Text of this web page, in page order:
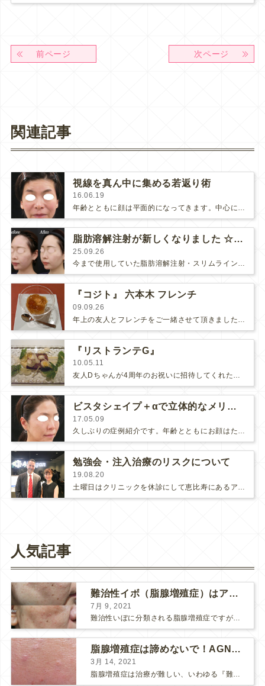
前ページ 次ページ
関連記事
視線を真ん中に集める若返り術
16.06.19
年齢とともに顔は平面的になってきます。中心に重心を移して視線をお顔の中心線に集めるようにすると立体的でメリハリのあるお顔になりま…
脂肪溶解注射が新しくなりました ☆ FatX Core
25.09.26
今まで使用していた脂肪溶解注射・スリムラインが入手できなくなり、次にどの製剤を取り入れるか検討するために、3種類の製剤（FatX…
『コジト』 六本木 フレンチ
09.09.26
『リストランテG』
10.05.11
友人Dちゃんが4周年のお祝いに招待してくれた『リストランテG』は、最近行ったレストランの中では3本の指に入るヒットでした(´…
ビスタシェイプ＋αで立体的なメリハリ顔に！
17.05.09
久しぶりの症例紹介です。年齢とともにお顔はたるんでしまいます。これはコラーゲンなどの肌を支える組織が減ることに加えて筋肉や腱が…
勉強会・注入治療のリスクについて
19.08.20
人気記事
難治性イボ（脂腺増殖症）はアグネスAGNESが効果的です！
7月 9, 2021
難治性いぼに分類される脂腺増殖症ですが、脂腺増殖症はAGNESアグネスにとても良く反応して、きれいに治すことができます。 ↑ 脂腺増殖症をアグネスAGNESで３回治療した1ヶ月後の写真です。...
脂腺増殖症は諦めないで！AGNESアグネス治療でツルツル肌に！
3月 14, 2021